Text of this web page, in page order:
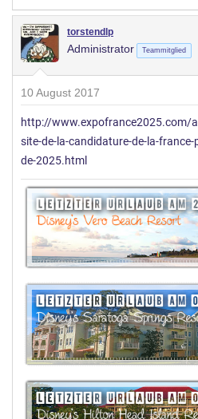
torstendlp
Administrator Teammitglied
10 August 2017
http://www.expofrance2025.com/
site-de-la-candidature-de-la-
de-2025.html